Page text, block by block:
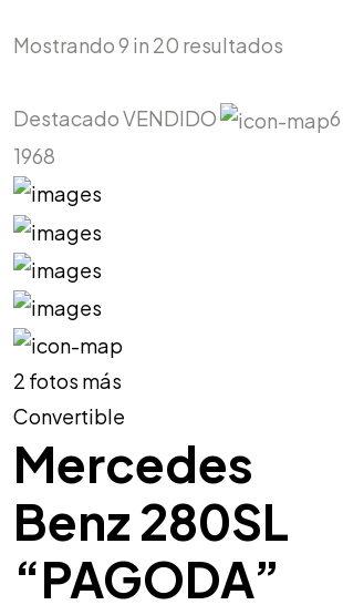
Mostrando9 in 20 resultados
DestacadoVENDIDO
6
1968
2 fotos más
Convertible
Mercedes
Benz 280SL
“PAGODA”